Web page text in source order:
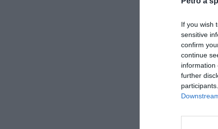
If you wish
sensitive
confirm
continue
information
further